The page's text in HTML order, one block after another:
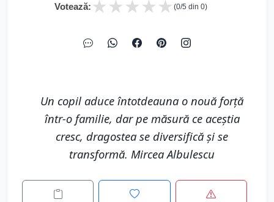
Votează: ★
★
★
★
★ (0/5 din 0)
Un copil aduce întotdeauna o nouă forță
într-o familie, dar pe măsură ce aceștia
cresc, dragostea se diversifică și se
transformă. Mircea Albulescu